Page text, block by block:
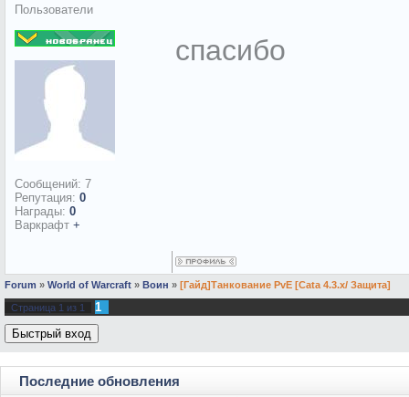
Пользователи
Сообщений: 7
Репутация: 0
Награды: 0
Варкрафт +
cпасибо
Forum » World of Warcraft » Воин » [Гайд]Танкование PvE [Cata 4.3.x/ Защита]
Страница 1 из 1 1
Последние обновления